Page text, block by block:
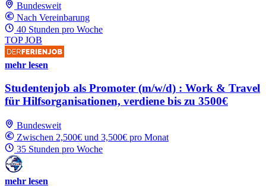
Bundesweit
Nach Vereinbarung
40 Stunden pro Woche
TOP JOB
mehr lesen
Studentenjob als Promoter (m/w/d) : Work & Travel
für Hilfsorganisationen, verdiene bis zu 3500€
Bundesweit
Zwischen 2,500€ und 3,500€ pro Monat
35 Stunden pro Woche
mehr lesen